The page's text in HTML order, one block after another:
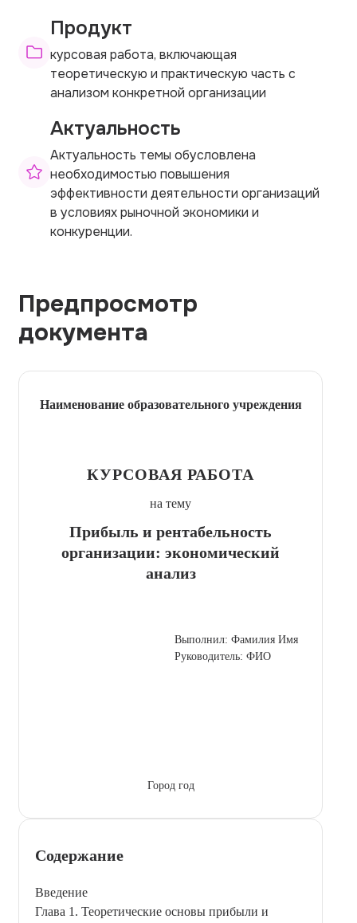
Продукт
курсовая работа, включающая
теоретическую и практическую часть с
анализом конкретной организации
Актуальность
Актуальность темы обусловлена
необходимостью повышения
эффективности деятельности организаций
в условиях рыночной экономики и
конкуренции.
Предпросмотр
документа
Наименование образовательного учреждения
КУРСОВАЯ РАБОТА
на тему
Прибыль и рентабельность
организации: экономический
анализ
Выполнил: Фамилия Имя
Руководитель: ФИО
Город год
Содержание
Введение
Глава 1. Теоретические основы прибыли и